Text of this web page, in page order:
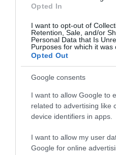
Opted In
I want to opt-out of
Retention, Sale, and/or
Personal Data that Is
Purposes for which it was
Opted Out
Google consents
I want to allow Google to
related to advertising like
device identifiers in apps.
I want to allow my user
Google for online
FOGYASZTÓVÉDELEM